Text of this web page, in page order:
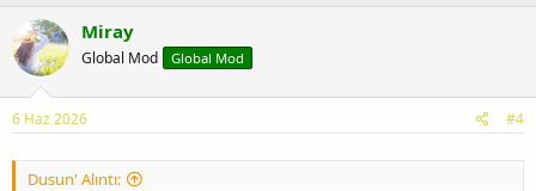
Miray
Global Mod Global Mod
6 Haz 2026 #4
Dusun' Alıntı: